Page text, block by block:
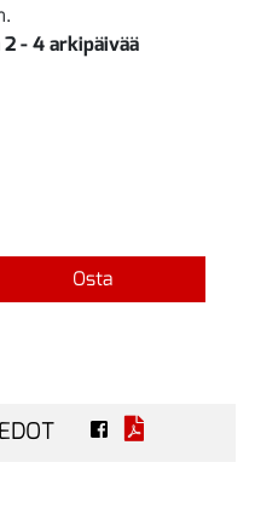
- 4 arkipäivää
Osta